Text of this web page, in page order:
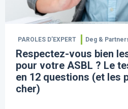
PAROLES D’EXPERT Deg &
Respectez-vous bien
pour votre ASBL ? Le
en 12 questions (et les
cher)